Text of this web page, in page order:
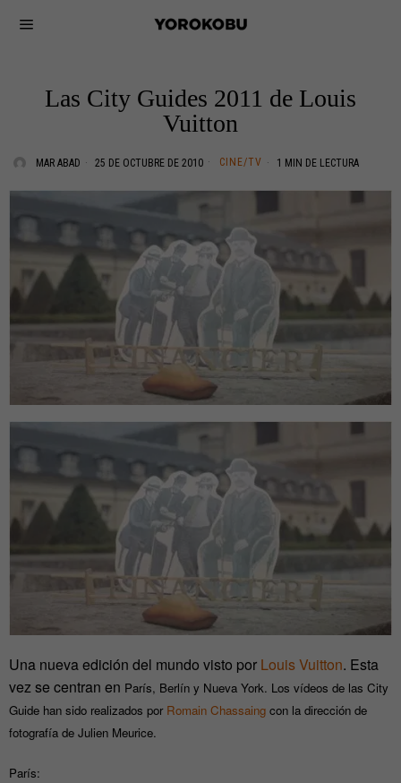
Las City Guides 2011 de Louis
Vuitton
MAR ABAD 25 DE OCTUBRE DE 2010 CINE/TV 1 MIN DE LECTURA
Una nueva edición del mundo visto por Louis Vuitton. Esta
vez se centran en París, Berlín y Nueva York. Los vídeos de las City
Guide han sido realizados por Romain Chassaing con la dirección de
fotografía de Julien Meurice.
París: